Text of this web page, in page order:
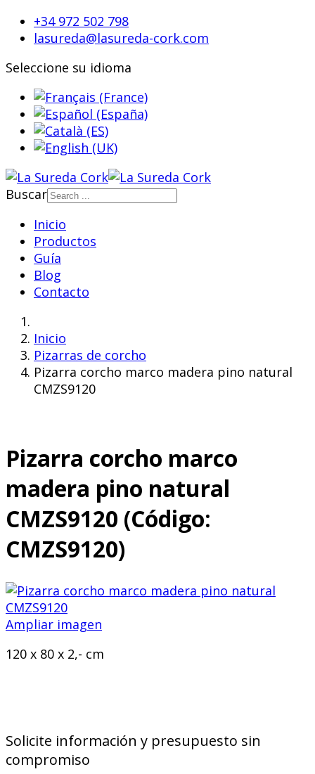
+34 972 502 798
lasureda@lasureda-cork.com
Seleccione su idioma
Buscar
Inicio
Productos
Guía
Blog
Contacto
Inicio
Pizarras de corcho
Pizarra corcho marco madera pino natural
CMZS9120
Pizarra corcho marco
madera pino natural
CMZS9120 (Código:
CMZS9120)
Ampliar imagen
120 x 80 x 2,- cm
Solicite información y presupuesto sin
compromiso